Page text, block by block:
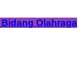
Olahraga